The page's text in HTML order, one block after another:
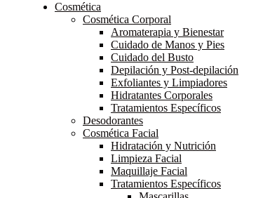
Cosmética
Cosmética Corporal
Aromaterapia y Bienestar
Cuidado de Manos y Pies
Cuidado del Busto
Depilación y Post-depilación
Exfoliantes y Limpiadores
Hidratantes Corporales
Tratamientos Específicos
Desodorantes
Cosmética Facial
Hidratación y Nutrición
Limpieza Facial
Maquillaje Facial
Tratamientos Específicos